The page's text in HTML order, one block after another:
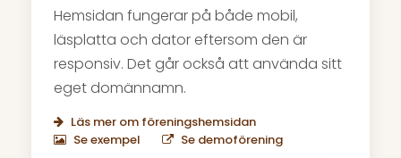
Hemsidan fungerar på både mobil,
läsplatta och dator eftersom den är
responsiv. Det går också att använda sitt
eget domännamn.
Läs mer om föreningshemsidan
Se exempel
Se demoförening